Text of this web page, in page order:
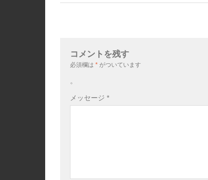
コメントを残す
必須欄は * がついています
。
メッセージ *